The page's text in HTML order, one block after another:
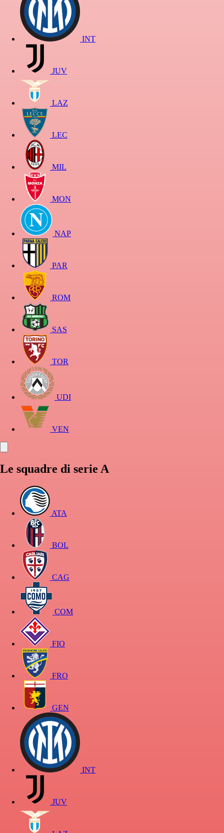
INT
JUV
LAZ
LEC
MIL
MON
NAP
PAR
ROM
SAS
TOR
UDI
VEN
Le squadre di serie A
ATA
BOL
CAG
COM
FIO
FRO
GEN
INT
JUV